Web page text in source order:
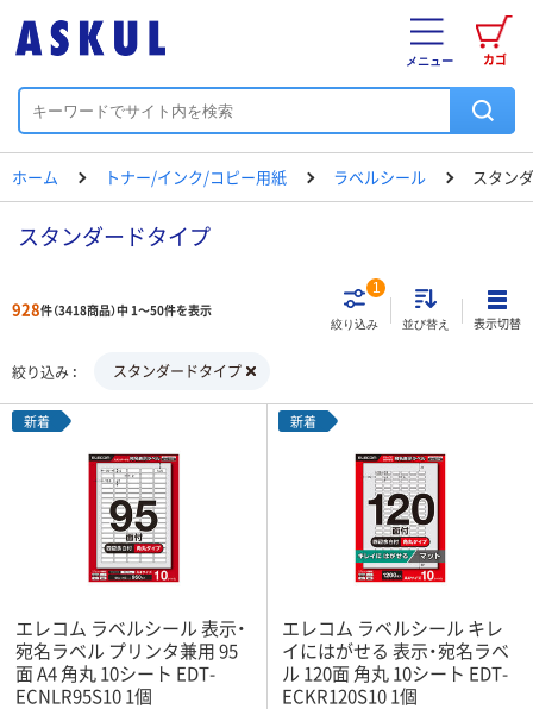
カゴ
メニュー
ホーム トナー/インク/コピー用紙 ラベルシール スタン
スタンダードタイプ
928件（3418商品）中 1～50件を表示
絞り込み
1
並び替え 表示切替
絞り込み スタンダードタイプ
新着
エレコム ラベルシール 表示・
宛名ラベル プリンタ兼用 95
面 A4 角丸 10シート EDT-
ECNLR95S10 1個
新着
エレコム ラベルシール キレ
イにはがせる 表示・宛名ラベ
ル 120面 角丸 10シート EDT-
ECKR120S10 1個